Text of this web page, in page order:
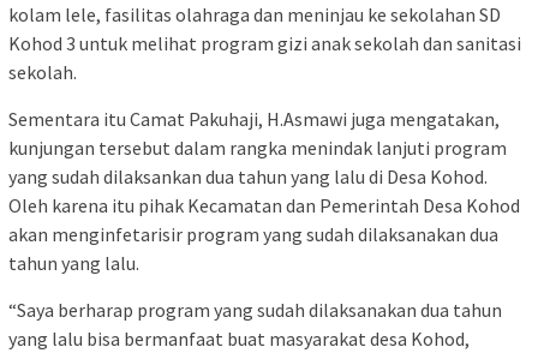
kolam lele, fasilitas olahraga dan meninjau ke sekolahan SD
Kohod 3 untuk melihat program gizi anak sekolah dan sanitasi
sekolah.
Sementara itu Camat Pakuhaji, H.Asmawi juga mengatakan,
kunjungan tersebut dalam rangka menindak lanjuti program
yang sudah dilaksankan dua tahun yang lalu di Desa Kohod.
Oleh karena itu pihak Kecamatan dan Pemerintah Desa Kohod
akan menginfetarisir program yang sudah dilaksanakan dua
tahun yang lalu.
“Saya berharap program yang sudah dilaksanakan dua tahun
yang lalu bisa bermanfaat buat masyarakat desa Kohod,